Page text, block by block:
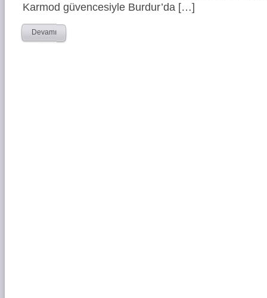
Karmod güvencesiyle Burdur’da […]
Devamı